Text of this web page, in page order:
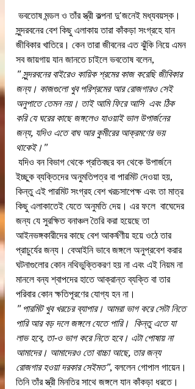
সুন্দরবনের বেশ কিছু এলাকায় তারা কাঁকড়া সংগ্রহে যান
জীবিকার খাতিরে। কেন তারা জীবনের এত ঝুঁকি নিয়ে এমন
সব জায়গায় যান জানতে চাইলে ভবতোষ বলেন,
" সুন্দরবনের বাইরেও কায়িক শ্রমের কাজ করেছি জীবিকার
জন্য। কাজগুলো খুব পরিশ্রমের আর রোজগারও সেই
অনুপাতে তেমন নয়। তাই আমি ফিরে আসি  এবং ঠিক
করি যে ঘরের কাছে জঙ্গলেও যাওয়াই ভাল উপার্জনের
জন্য, যদিও এতে বাঘ আর কুমীরের আক্রমণের ভয়
থাকেই।"
ইচ্ছুক ব্যক্তিদের অনুমতিপত্র বা পারমিট দেওয়া হয়,
কিন্তু এই পারমিট সংগ্রহ বেশ খরচসাপেক্ষ এবং তা মাত্র
কিছু এলাকাতেই যেতে অনুমতি দেয়। এর ফলে  বাঘেদের
জন্য যে সুরক্ষিত বনাঞ্চল তৈরি করা হয়েছে তা
আইনভঙ্গকারীদের কাছে বেশ আকর্ষণীয় হয়ে ওঠে তার
প্রাচুর্যের জন্য। বেআইনি ভাবে জঙ্গলে অনুপ্রবেশ করার
ঘটনাগুলোর কোন নথিভুক্তিকরণ হয় না এবং এই নিয়ম না
মানলে বন্য শ্বাপদের হাতে আক্রান্ত ব্যক্তি বা তার
পরিবার কোন ক্ষতিপূরণের যোগ্য হন না।
" পারমিট খুব খরচের ব্যাপার। আমরা ভাগ করে সেটা নিতে
পারি আর বড় দলে জঙ্গলে যেতে পারি।  কিন্তু এতে যা
লাভ হবে, তা-ও ভাগ করে নিতে হবে। এটা পোষায় না
আমাদের। আমাদেরও তো বাচ্চা আছে, তার জন্য
রোজগার হওয়া দরকার সেইমত", বললেন গোপাল গায়েন।
তিনি তাঁর স্ত্রী মিনতির সাথে জঙ্গলে যান কাঁকড়া ধরতে।